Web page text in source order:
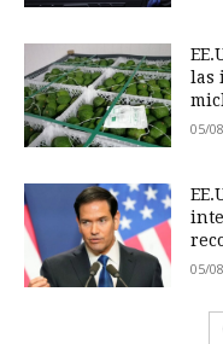
las
05/
05/